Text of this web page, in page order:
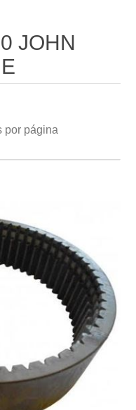
JOHN
por página